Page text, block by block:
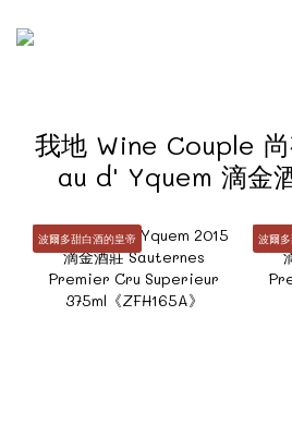
我地 Wine Couple
au d' Yquem 滴金
波爾多甜白酒的皇帝 波爾